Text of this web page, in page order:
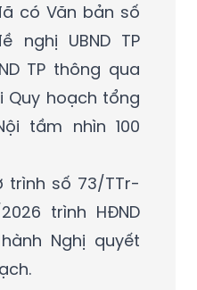
Quy hoạch –
có Văn bản số
nghị UBND TP
TP thông qua
hoạch tổng
tầm nhìn 100
trình số 73/TTr-
trình HĐND